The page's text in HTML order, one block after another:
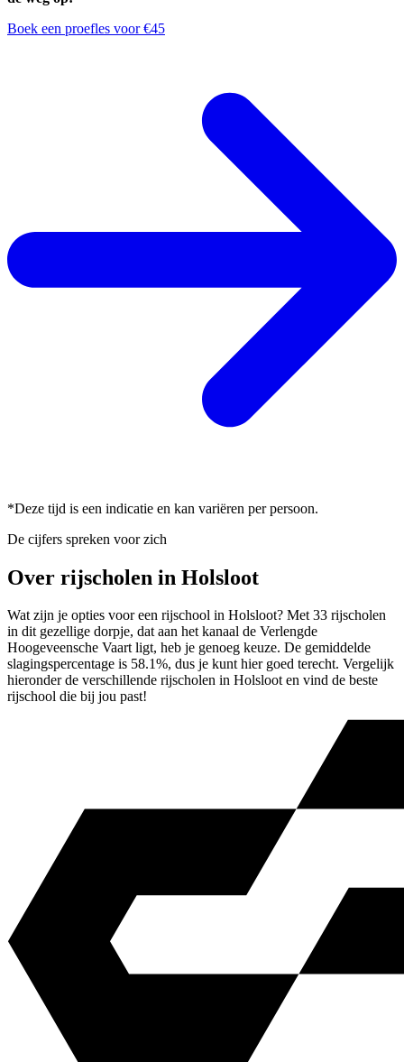
Boek een proefles voor €45
*Deze tijd is een indicatie en kan variëren per persoon.
De cijfers spreken voor zich
Over rijscholen in Holsloot
Wat zijn je opties voor een rijschool in Holsloot? Met 33 rijscholen
in dit gezellige dorpje, dat aan het kanaal de Verlengde
Hoogeveensche Vaart ligt, heb je genoeg keuze. De gemiddelde
slagingspercentage is 58.1%, dus je kunt hier goed terecht. Vergelijk
hieronder de verschillende rijscholen in Holsloot en vind de beste
rijschool die bij jou past!